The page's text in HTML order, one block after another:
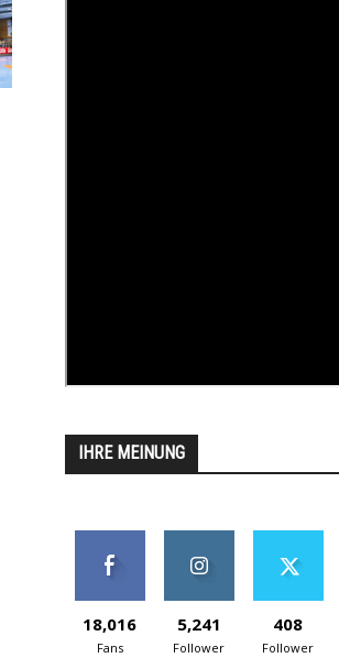
IHRE MEINUNG
18,016
Fans
5,241
Follower
408
Follower